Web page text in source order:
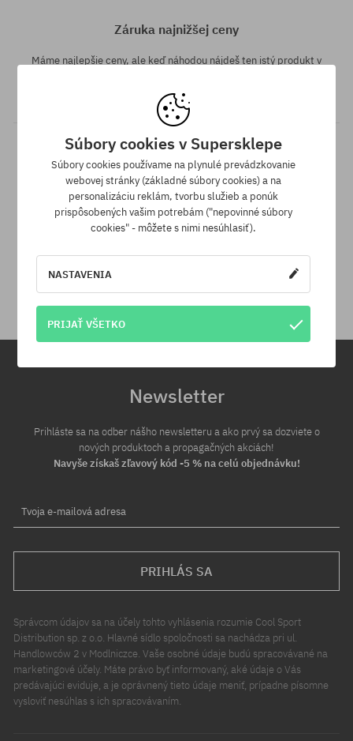
Záruka najnižšej ceny
Máme najlepšie ceny, ale keď náhodou nájdeš ten istý produkt v
cenu!
Na vrátenie produktu máš 30 dní od dňa obdržania zásielky.
Newsletter
Prihláste sa na odber nášho newsletteru a ako prvý sa dozviete o
nových produktoch a propagačných akciách!
Navyše získaš zľavový kód -5 % na celú objednávku!
Tvoja e-mailová adresa
PRIHLÁS SA
Správcom údajov sa na účely tohto vyhlásenia rozumie Cool Sport
Distribution sp. z o.o. Hlavné sídlo spoločnosti sa nachádza pri ul.
Handlowców 2 v Modlniczce. Vaše osobné údaje budú spracovávané na
marketingové účely. Máte právo byť informovaný, aké údaje o Vás
predávajúci eviduje, a je oprávnený tieto údaje meniť, prípadne písomne
vysloviť nesúhlas s ich spracovávaním.
Súbory cookies v Supersklepe
Súbory cookies používame na plynulé prevádzkovanie
webovej stránky (základné súbory cookies) a na
personalizáciu reklám, tvorbu služieb a ponúk
prispôsobených vašim potrebám ("nepovinné súbory
cookies" - môžete s nimi nesúhlasiť).
NASTAVENIA
PRIJAŤ VŠETKO